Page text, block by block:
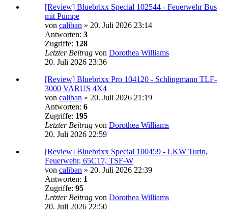
[Review] Bluebrixx Special 102544 - Feuerwehr Bus
mit Pumpe
von caliban » 20. Juli 2026 23:14
Antworten: 3
Zugriffe: 128
Letzter Beitrag von Dorothea Williams
20. Juli 2026 23:36
[Review] Bluebrixx Pro 104120 - Schlingmann TLF-
3000 VARUS 4X4
von caliban » 20. Juli 2026 21:19
Antworten: 6
Zugriffe: 195
Letzter Beitrag von Dorothea Williams
20. Juli 2026 22:59
[Review] Bluebrixx Special 100459 - LKW Turin,
Feuerwehr, 65C17, TSF-W
von caliban » 20. Juli 2026 22:39
Antworten: 1
Zugriffe: 95
Letzter Beitrag von Dorothea Williams
20. Juli 2026 22:50